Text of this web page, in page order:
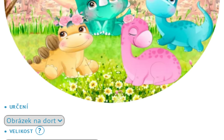
● URČENÍ
● VELIKOST ?